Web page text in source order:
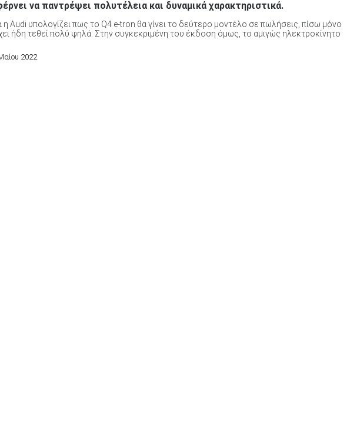
να παντρέψει πολυτέλεια και δυναμικά χαρακτηριστικά.
η Audi υπολογίζει πως το Q4 e-tron θα γίνει το δεύτερο μοντέλο σε πωλήσεις, πίσω μόνο
ήδη τεθεί πολύ ψηλά. Στην συγκεκριμένη του έκδοση όμως, το αμιγώς ηλεκτροκίνητο
2022